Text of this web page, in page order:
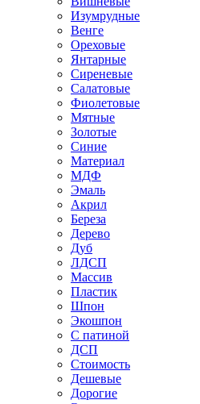
Изумрудные
Венге
Ореховые
Янтарные
Сиреневые
Салатовые
Фиолетовые
Мятные
Золотые
Синие
Материал
МДФ
Эмаль
Акрил
Береза
Дерево
Дуб
ЛДСП
Массив
Пластик
Шпон
Экошпон
С патиной
ДСП
Стоимость
Дешевые
Дорогие